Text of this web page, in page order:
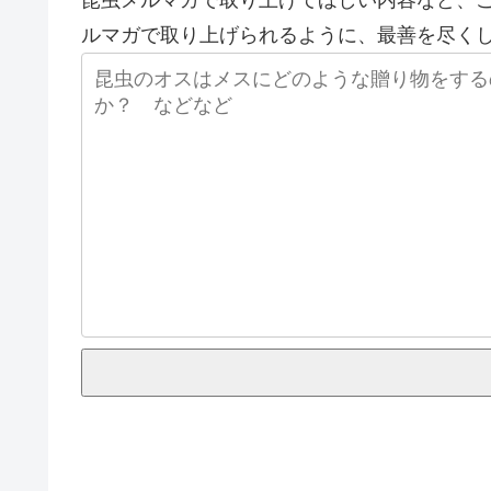
ルマガで取り上げられるように、最善を尽く